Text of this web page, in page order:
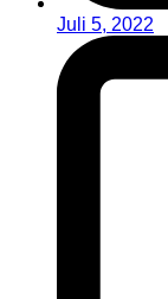
Juli 5, 2022